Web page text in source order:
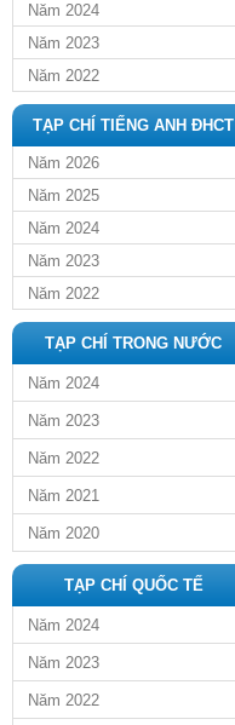
Năm 2024
Năm 2023
Năm 2022
TẠP CHÍ TIẾNG ANH ĐHCT
Năm 2026
Năm 2025
Năm 2024
Năm 2023
Năm 2022
TẠP CHÍ TRONG NƯỚC
Năm 2024
Năm 2023
Năm 2022
Năm 2021
Năm 2020
TẠP CHÍ QUỐC TẾ
Năm 2024
Năm 2023
Năm 2022